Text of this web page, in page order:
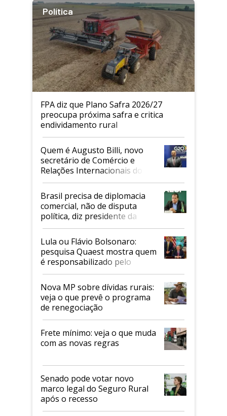
Política
FPA diz que Plano Safra 2026/27
preocupa próxima safra e critica
endividamento rural
Quem é Augusto Billi, novo
secretário de Comércio e
Relações Internacionais do
Mapa
Brasil precisa de diplomacia
comercial, não de disputa
política, diz presidente da
Faesp
Lula ou Flávio Bolsonaro:
pesquisa Quaest mostra quem
é responsabilizado pelo
tarifaço dos EUA
Nova MP sobre dívidas rurais:
veja o que prevê o programa
de renegociação
Frete mínimo: veja o que muda
com as novas regras
Senado pode votar novo
marco legal do Seguro Rural
após o recesso